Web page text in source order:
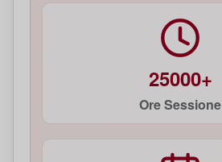
25000+
Ore Sessione